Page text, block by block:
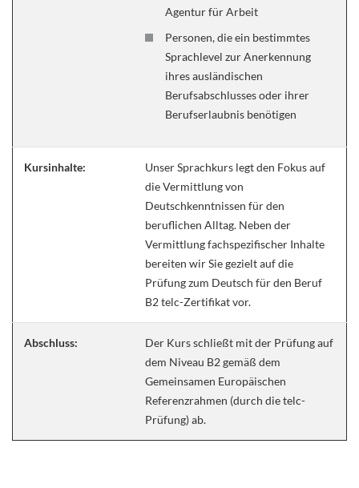
Agentur für Arbeit
Personen, die ein bestimmtes
Sprachlevel zur Anerkennung
ihres ausländischen
Berufsabschlusses oder ihrer
Berufserlaubnis benötigen
Kursinhalte:
Unser Sprachkurs legt den Fokus auf
die Vermittlung von
Deutschkenntnissen für den
beruflichen Alltag. Neben der
Vermittlung fachspezifischer Inhalte
bereiten wir Sie gezielt auf die
Prüfung zum Deutsch für den Beruf
B2 telc-Zertifikat vor.
Abschluss:
Der Kurs schließt mit der Prüfung auf
dem Niveau B2 gemäß dem
Gemeinsamen Europäischen
Referenzrahmen (durch die telc-
Prüfung) ab.